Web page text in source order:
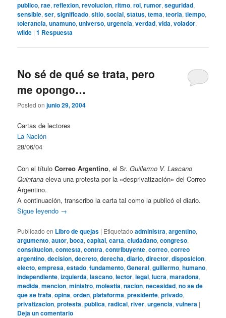
publico,rae,reflexion,revolucion,ritmo,rol,rumor,seguridad,
sensible,ser,significado,sitio,social,status,tema,teoria,tiempo,
tolerancia,unamuno,universo,urgencia,verdad,vida,volador,
wilde |1 Respuesta
No sé de qué se trata, pero
me opongo…
Posted onjunio 29, 2004
Cartas de lectores
La Nación
28/06/04
Con el títuloCorreo Argentino, el Sr.Guillermo V. Lascano
Quintana eleva una protesta por la «desprivatización» del Correo
Argentino.
A continuación, transcribo la carta tal como la publicó el diario.
Sigue leyendo →
Publicado en Libro de quejas | Etiquetado administra,argentino,
argumento,autor,boca,capital,carta,ciudadano,congreso,
constitucion,contesta,contra,contribuyente,correo,correo
argentino,decision,decreto,derecha,diario,director,disposicion,
electo,empresa,estado,fundamento,General,guillermo,humano,
independiente,izquierda,lascano,lector,legal,lucra,maradona,
medida,mencion,ministro,molestia,nacion,necesidad,no se de
que se trata,opina,orden,plataforma,presidente,privado,
privatizacion,protesta,publica,radical,river,urgencia,vulnera |
Deja un comentario